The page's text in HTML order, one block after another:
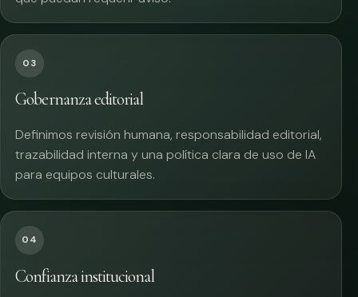
03
Gobernanza editorial
Definimos revisión humana, responsabilidad editorial,
trazabilidad interna y una política clara de uso de IA
para equipos culturales.
04
Confianza institucional